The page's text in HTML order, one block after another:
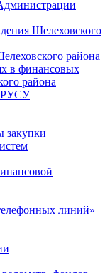
Шелеховского
района
в финансовых
района
закупки
линий»